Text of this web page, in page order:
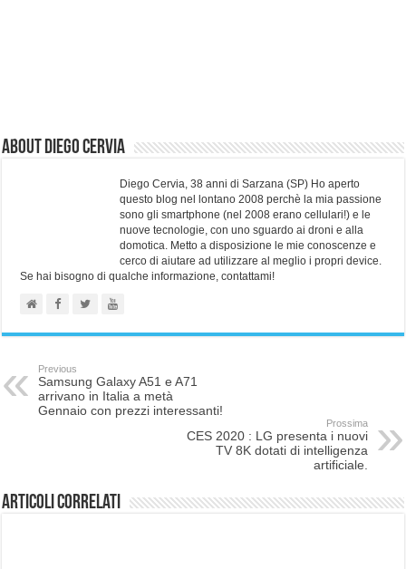
About Diego Cervia
Diego Cervia, 38 anni di Sarzana (SP) Ho aperto
questo blog nel lontano 2008 perchè la mia passione
sono gli smartphone (nel 2008 erano cellulari!) e le
nuove tecnologie, con uno sguardo ai droni e alla
domotica. Metto a disposizione le mie conoscenze e
cerco di aiutare ad utilizzare al meglio i propri device.
Se hai bisogno di qualche informazione, contattami!
Previous
Samsung Galaxy A51 e A71
arrivano in Italia a metà
Gennaio con prezzi interessanti!
Prossima
CES 2020 : LG presenta i nuovi
TV 8K dotati di intelligenza
artificiale.
Articoli correlati